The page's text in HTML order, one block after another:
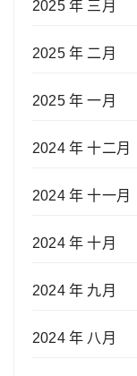
2025 年 三月
2025 年 二月
2025 年 一月
2024 年 十二月
2024 年 十一月
2024 年 十月
2024 年 九月
2024 年 八月